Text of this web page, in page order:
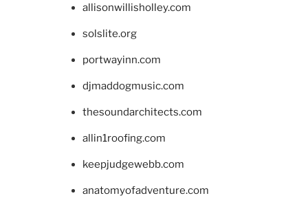
allisonwillisholley.com
solslite.org
portwayinn.com
djmaddogmusic.com
thesoundarchitects.com
allin1roofing.com
keepjudgewebb.com
anatomyofadventure.com